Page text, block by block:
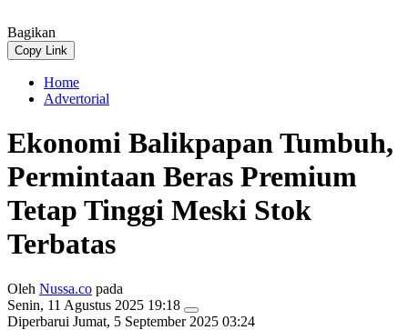
Bagikan
Copy Link
Home
Advertorial
Ekonomi Balikpapan Tumbuh,
Permintaan Beras Premium
Tetap Tinggi Meski Stok
Terbatas
Oleh Nussa.co pada
Senin, 11 Agustus 2025 19:18
Diperbarui Jumat, 5 September 2025 03:24